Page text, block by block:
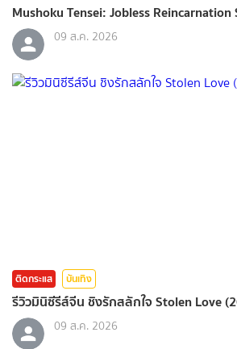
Mushoku Tensei: Jobless
09 ส.ค. 2026
ติดกระแส บันเทิง
รีวิวมินิซีรีส์จีน ชิงรักสลักใจ Stolen Love
09 ส.ค. 2026